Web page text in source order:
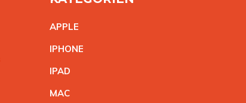
APPLE
IPHONE
IPAD
MAC